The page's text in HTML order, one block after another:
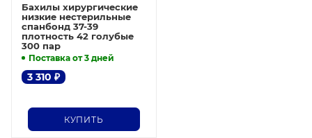
Бахилы хирургические
низкие нестерильные
спанбонд 37-39
плотность 42 голубые
300 пар
Поставка от 3 дней
3 310 ₽
КУПИТЬ